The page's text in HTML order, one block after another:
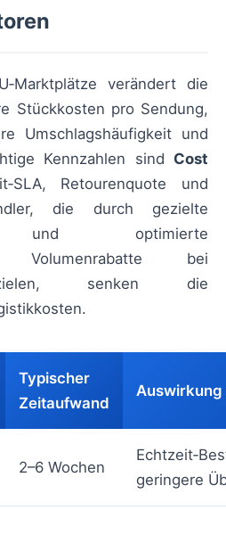
verändert die
Stückkosten pro Sendung,
Umschlagshäufigkeit und
Kennzahlen sind Cost
Retourenquote und
die durch gezielte
und optimierte
Volumenrabatte bei
senken die
Typischer
Zeitaufwand
2–6 Wochen
geringere